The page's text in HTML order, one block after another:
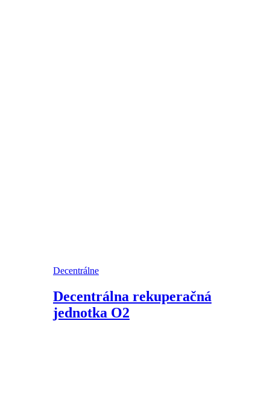
Decentrálne
Decentrálna rekuperačná
jednotka O2